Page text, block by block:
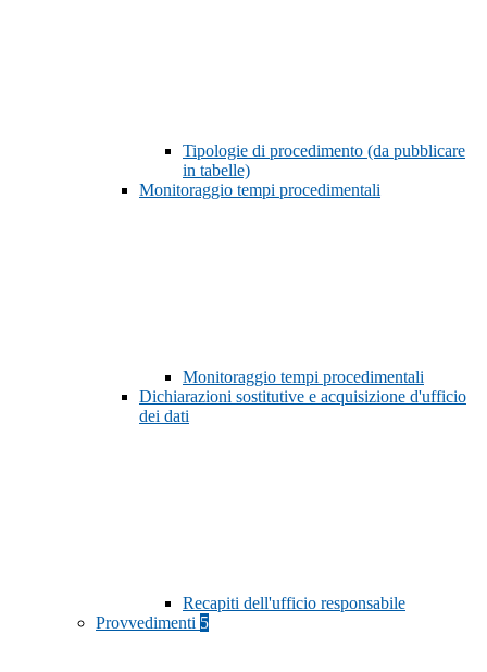
Tipologie di procedimento (da pubblicare
in tabelle)
Monitoraggio tempi procedimentali
Monitoraggio tempi procedimentali
Dichiarazioni sostitutive e acquisizione d'ufficio
dei dati
Recapiti dell'ufficio responsabile
Provvedimenti 5